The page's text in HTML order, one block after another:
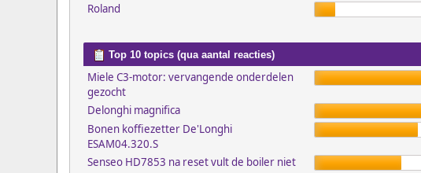
Roland
Top 10 topics (qua aantal reacties)
Miele C3-motor: vervangende onderdelen
gezocht
Delonghi magnifica
Bonen koffiezetter De'Longhi
ESAM04.320.S
Senseo HD7853 na reset vult de boiler niet